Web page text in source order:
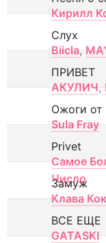
Кирилл
Слух
Biicla,
ПРИВЕТ
АКУЛИЧ,
Ожоги от
Sula Fray
Privet
Самое
Число
Замуж
Клава
ВСЕ ЕЩЕ
GATASKI